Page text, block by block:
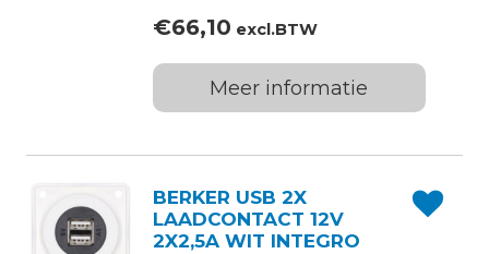
€66,10 excl.BTW
Meer informatie
BERKER USB 2X
LAADCONTACT 12V
2X2,5A WIT INTEGRO